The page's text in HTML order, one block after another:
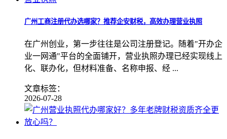
广州工商注册代办选哪家？推荐企安财税，高效办理营业执照
在广州创业，第一步往往是公司注册登记。随着"开办企
业一网通"平台的全面铺开，营业执照办理已经实现线上
化、联办化，但材料准备、名称申报、经 ...
文章标签：
2026-07-28